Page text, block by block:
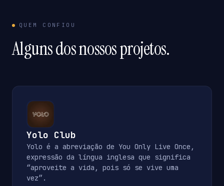
QUEM CONFIOU
Alguns dos nossos projetos.
Yolo Club
Yolo é a abreviação de You Only Live Once,
expressão da língua inglesa que significa
“aproveite a vida, pois só se vive uma
vez”.